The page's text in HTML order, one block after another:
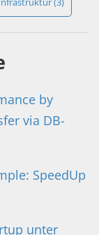
by
via DB-
SpeedUp
unter